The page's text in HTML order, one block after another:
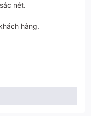
nét.
hàng.